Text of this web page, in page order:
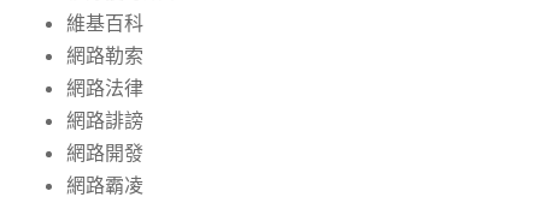
維基百科
網路勒索
網路法律
網路誹謗
網路開發
網路霸凌